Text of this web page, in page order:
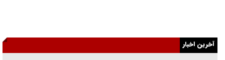
گفت‌وگو با خواهر یکی از شهدای جنگ رمضان/ خواهرم فرمانده جهادی و
آخرین اخبار